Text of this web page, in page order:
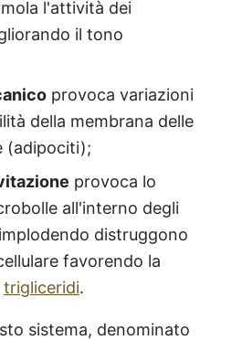
l'attività dei
il tono
provoca variazioni
della membrana delle
(adipociti);
provoca lo
all'interno degli
distruggono
favorendo la
trigliceridi.
sistema, denominato